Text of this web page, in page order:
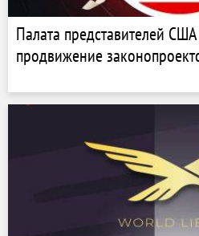
Палата представителей
продвижение